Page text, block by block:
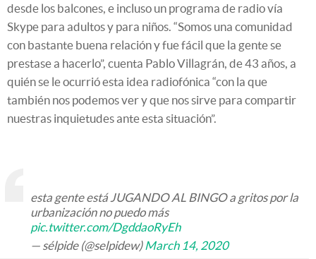
desde los balcones, e incluso un programa de radio vía
Skype para adultos y para niños. “Somos una comunidad
con bastante buena relación y fue fácil que la gente se
prestase a hacerlo”, cuenta Pablo Villagrán, de 43 años, a
quién se le ocurrió esta idea radiofónica “con la que
también nos podemos ver y que nos sirve para compartir
nuestras inquietudes ante esta situación”.
esta gente está JUGANDO AL BINGO a gritos por la
urbanización no puedo más
pic.twitter.com/DgddaoRyEh
— sélpide (@selpidew)March 14, 2020